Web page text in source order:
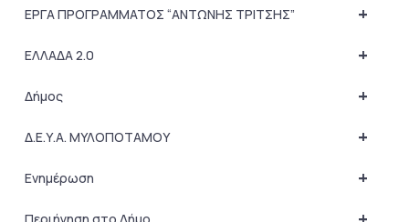
+
ΕΡΓΑ ΠΡΟΓΡΑΜΜΑΤΟΣ “ΑΝΤΩΝΗΣ ΤΡΙΤΣΗΣ”
+
ΕΛΛΑΔΑ 2.0
+
Δήμος
+
Δ.Ε.Υ.Α. ΜΥΛΟΠΟΤΑΜΟΥ
+
Ενημέρωση